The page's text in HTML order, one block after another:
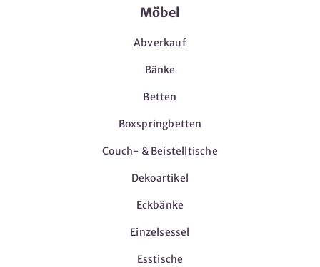
Möbel
Abverkauf
Bänke
Betten
Boxspringbetten
Couch- & Beistelltische
Dekoartikel
Eckbänke
Einzelsessel
Esstische